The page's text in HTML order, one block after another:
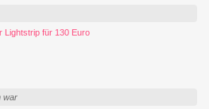
Lightstrip für 130 Euro
war